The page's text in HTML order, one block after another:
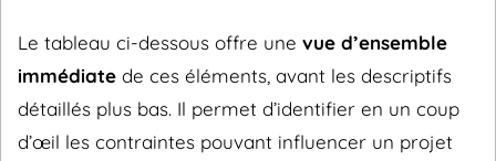
Le tableau ci-dessous offre une vue d’ensemble
immédiate de ces éléments, avant les descriptifs
détaillés plus bas. Il permet d’identifier en un coup
d’œil les contraintes pouvant influencer un projet